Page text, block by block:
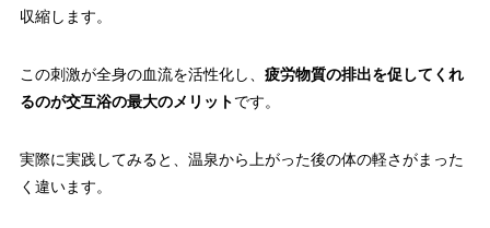
収縮します。
この刺激が全身の血流を活性化し、 疲労物質の排出を促してくれ
るのが交互浴の最大のメリットです。
実際に実践してみると、温泉から上がった後の体の軽さがまった
く違います。